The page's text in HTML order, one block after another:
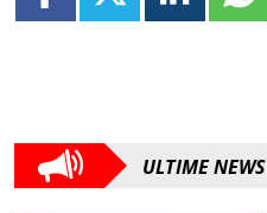
ULTIME NEWS